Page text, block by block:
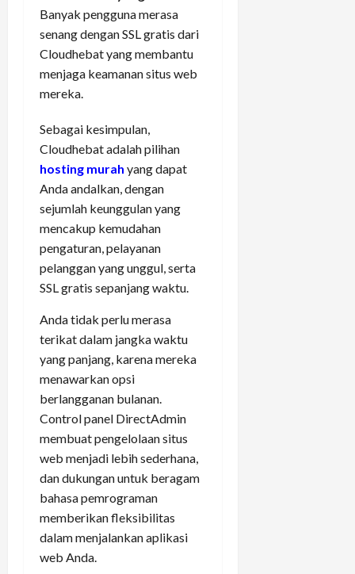
Banyak pengguna merasa
senang dengan SSL gratis dari
Cloudhebat yang membantu
menjaga keamanan situs web
mereka.
Sebagai kesimpulan,
Cloudhebat adalah pilihan
hosting murah yang dapat
Anda andalkan, dengan
sejumlah keunggulan yang
mencakup kemudahan
pengaturan, pelayanan
pelanggan yang unggul, serta
SSL gratis sepanjang waktu.
Anda tidak perlu merasa
terikat dalam jangka waktu
yang panjang, karena mereka
menawarkan opsi
berlangganan bulanan.
Control panel DirectAdmin
membuat pengelolaan situs
web menjadi lebih sederhana,
dan dukungan untuk beragam
bahasa pemrograman
memberikan fleksibilitas
dalam menjalankan aplikasi
web Anda.